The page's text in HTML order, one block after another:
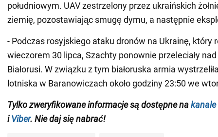
południowym. UAV zestrzelony przez ukraińskich
ziemię, pozostawiając smugę dymu, a następnie
- Podczas rosyjskiego ataku dronów na Ukrainę, który
wieczorem 30 lipca, Szachty ponownie przeleciały
Białorusi. W związku z tym białoruska armia
lotniska w Baranowiczach około godziny 23:50 we
Tylko zweryfikowane informacje są dostępne nakanale
iViber. Nie daj się nabrać!